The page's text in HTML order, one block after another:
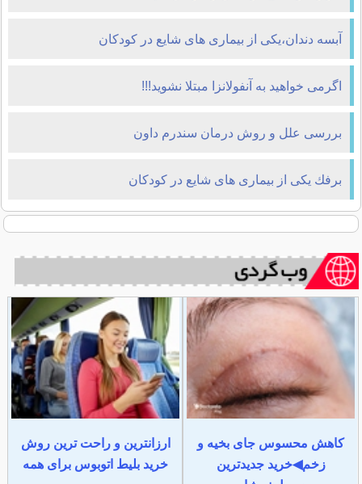
آبسه دندان،یکی از بیماری های شایع در کودکان
اگرمی خواهید به آنفولانزا مبتلا نشوید!!!
بررسی علل و روش درمان سندرم داون
برفك یکی از بیماری های شایع در کودکان
کاهش محسوس جای بخیه و
زخم◀خرید جدیدترین
ارزانترین و راحت ترین روش
خرید بلیط اتوبوس برای همه